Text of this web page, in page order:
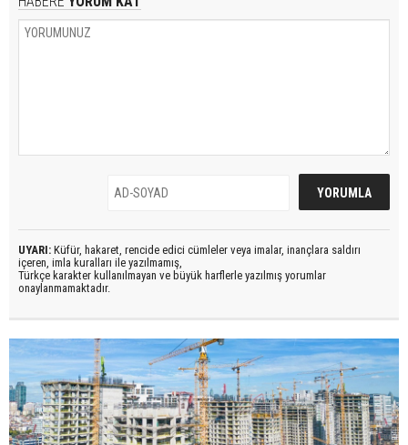
UYARI: Küfür, hakaret, rencide edici cümleler veya imalar, inançlara saldırı
içeren, imla kuralları ile yazılmamış,
Türkçe karakter kullanılmayan ve büyük harflerle yazılmış yorumlar
onaylanmamaktadır.